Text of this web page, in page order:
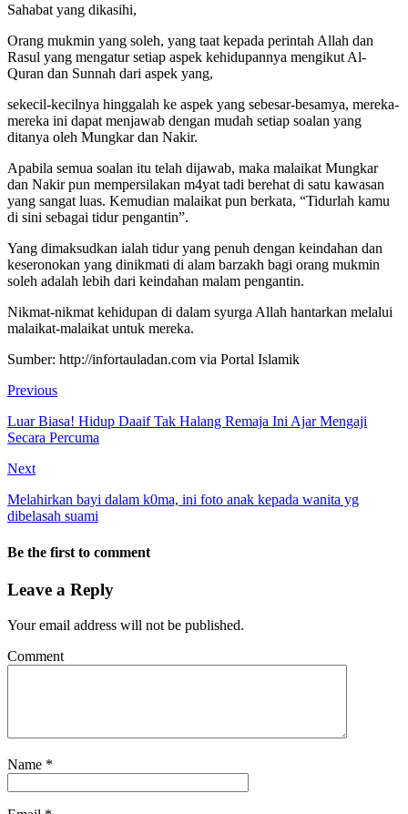
Sahabat yang dikasihi,
Orang mukmin yang soleh, yang taat kepada perintah Allah dan
Rasul yang mengatur setiap aspek kehidupannya mengikut Al-
Quran dan Sunnah dari aspek yang,
sekecil-kecilnya hinggalah ke aspek yang sebesar-besamya, mereka-
mereka ini dapat menjawab dengan mudah setiap soalan yang
ditanya oleh Mungkar dan Nakir.
Apabila semua soalan itu telah dijawab, maka malaikat Mungkar
dan Nakir pun mempersilakan m4yat tadi berehat di satu kawasan
yang sangat luas. Kemudian malaikat pun berkata, “Tidurlah kamu
di sini sebagai tidur pengantin”.
Yang dimaksudkan ialah tidur yang penuh dengan keindahan dan
keseronokan yang dinikmati di alam barzakh bagi orang mukmin
soleh adalah lebih dari keindahan malam pengantin.
Nikmat-nikmat kehidupan di dalam syurga Allah hantarkan melalui
malaikat-malaikat untuk mereka.
Sumber: http://infortauladan.com via Portal Islamik
Previous
Luar Biasa! Hidup Daaif Tak Halang Remaja Ini Ajar Mengaji
Secara Percuma
Next
Melahirkan bayi dalam k0ma, ini foto anak kepada wanita yg
dibelasah suami
Be the first to comment
Leave a Reply
Your email address will not be published.
Comment
Name *